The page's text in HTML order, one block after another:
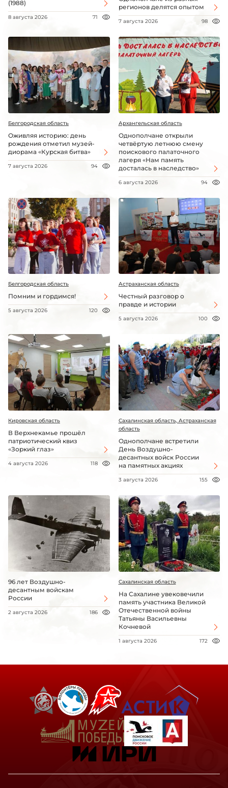
(1988)
8 августа 2026 71
регионов делятся опытом
7 августа 2026 98
Белгородская область
Оживляя историю: день
рождения отметил музей-
диорама «Курская битва»
7 августа 2026 94
Архангельская область
Однополчане открыли
четвёртую летнюю смену
поискового палаточного
лагеря «Нам память
досталась в наследство»
6 августа 2026 94
Белгородская область
Помним и гордимся!
5 августа 2026 120
Астраханская область
Честный разговор о
правде и истории
5 августа 2026 100
Кировская область
В Верхнекамье прошёл
патриотический квиз
«Зоркий глаз»
4 августа 2026 118
Сахалинская область, Астраханская
область
Однополчане встретили
День Воздушно-
десантных войск России
на памятных акциях
3 августа 2026 155
96 лет Воздушно-
десантным войскам
России
2 августа 2026 186
Сахалинская область
На Сахалине увековечили
память участника Великой
Отечественной войны
Татьяны Васильевны
Кочневой
1 августа 2026 172